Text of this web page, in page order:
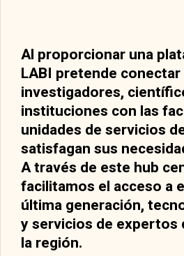
Al proporcionar una
LABI pretende conectar
investigadores,
instituciones con las
unidades de servicios
satisfagan sus
A través de este hub
facilitamos el acceso a
última generación,
y servicios de expertos
la región.